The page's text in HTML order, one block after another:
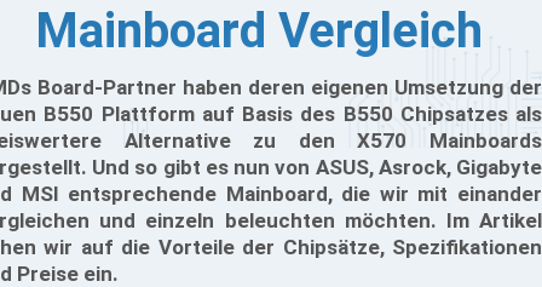
Mainboard Vergleich
Board-Partner haben deren eigenen Umsetzung der
B550 Plattform auf Basis des B550 Chipsatzes als
Alternative zu den X570 Mainboards
Und so gibt es nun von ASUS, Asrock, Gigabyte
MSI entsprechende Mainboard, die wir mit einander
und einzeln beleuchten möchten. Im Artikel
wir auf die Vorteile der Chipsätze, Spezifikationen
Preise ein.